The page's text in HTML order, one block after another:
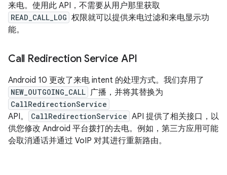
来电。使用此 API，不需要从用户那里获取
READ_CALL_LOG 权限就可以提供来电过滤和来电显示功
能。
Call Redirection Service API
Android 10 更改了来电 intent 的处理方式。我们弃用了
NEW_OUTGOING_CALL 广播，并将其替换为
CallRedirectionService
API。 CallRedirectionService API 提供了相关接口，以
供您修改 Android 平台拨打的去电。例如，第三方应用可能
会取消通话并通过 VoIP 对其进行重新路由。